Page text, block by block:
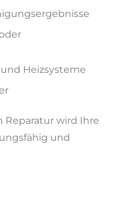
Heizsysteme
Reparatur wird Ihre
und